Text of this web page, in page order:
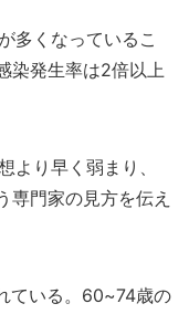
多くなっているこ
染発生率は2倍以上
り早く弱まり、
専門家の見方を伝え
ている。60~74歳の